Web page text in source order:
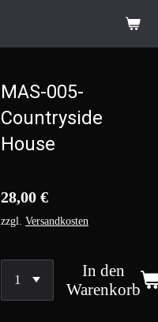
MAS-005-
Countryside
House
28,00 €
zzgl. Versandkosten
In den
Warenkorb